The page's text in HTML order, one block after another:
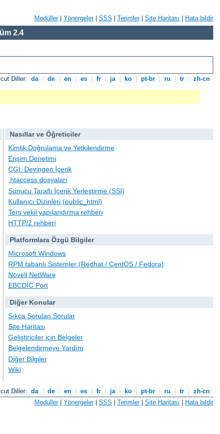
Modüller| Yönergeler| SSS Terimler| Site Haritası Hata bildir
2.4
Diller: da de en es fr ja ko pt-br ru tr zh-cn
Nasıllar ve Öğreticiler
Kimlik Doğrulama ve Yetkilendirme
Erişim Denetimi
CGI: Devingen İçerik
.htaccess dosyaları
Sunucu Taraflı İçerik Yerleştirme (SSI)
Kullanıcı Dizinleri (public_html)
Ters vekil yapılandırma rehberi
HTTP/2 rehberi
Platformlara Özgü Bilgiler
Microsoft Windows
RPM tabanlı Sistemler (Redhat / CentOS / Fedora)
Novell NetWare
EBCDIC Port
Diğer Konular
Sıkça Sorulan Sorular
Site Haritası
Geliştiriciler için Belgeler
Belgelendirmeye Yardım
Diğer Bilgiler
Wiki
Diller: da de en es fr ja ko pt-br ru tr
zh-cn
Modüller| Yönergeler| SSS | Terimler| Site Haritası | Hata bildir